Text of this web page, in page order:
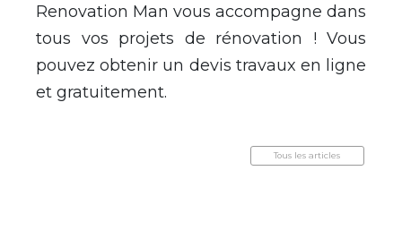
Renovation Man vous accompagne dans
tous vos projets de rénovation ! Vous
pouvez obtenir un devis travaux en ligne
et gratuitement.
Tous les articles